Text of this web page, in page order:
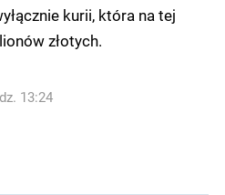
kurii, która na tej
złotych.
13:24